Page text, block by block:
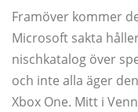
Framöver kommer
Microsoft sakta
nischkatalog över
och inte alla äger
Xbox One. Mitt i